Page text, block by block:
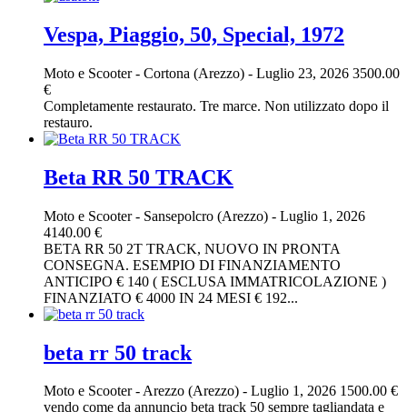
Vespa, Piaggio, 50, Special, 1972
Moto e Scooter- Cortona (Arezzo) - Luglio 23, 2026 3500.00
€
Completamente restaurato. Tre marce. Non utilizzato dopo il
restauro.
Beta RR 50 TRACK
Moto e Scooter- Sansepolcro (Arezzo) - Luglio 1, 2026
4140.00 €
BETA RR 50 2T TRACK, NUOVO IN PRONTA
CONSEGNA. ESEMPIO DI FINANZIAMENTO
ANTICIPO € 140 ( ESCLUSA IMMATRICOLAZIONE )
FINANZIATO € 4000 IN 24 MESI € 192...
beta rr 50 track
Moto e Scooter-Arezzo (Arezzo) - Luglio 1, 2026 1500.00 €
vendo come da annuncio beta track 50 sempre tagliandata e